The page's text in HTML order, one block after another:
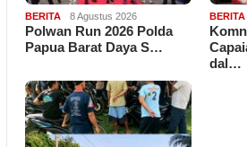
BERITA 8 Agustus 2026
Polwan Run 2026 Polda
Papua Barat Daya S…
BERITA
dal…